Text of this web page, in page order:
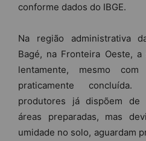
conforme dados do IBGE.
Na região administrativa
Bagé, na Fronteira Oeste, a
lentamente, mesmo
praticamente
produtores já dispõem de
áreas preparadas, mas
umidade no solo, aguardam